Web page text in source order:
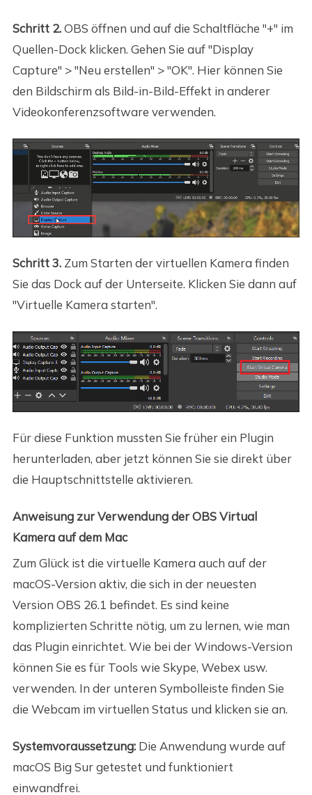
Schritt 2.OBS öffnen und auf die Schaltfläche "+" im
Quellen-Dock klicken. Gehen Sie auf "Display
Capture" > "Neu erstellen" > "OK". Hier können Sie
den Bildschirm als Bild-in-Bild-Effekt in anderer
Videokonferenzsoftware verwenden.
Schritt 3. Zum Starten der virtuellen Kamera finden
Sie das Dock auf der Unterseite. Klicken Sie dann auf
"Virtuelle Kamera starten".
Für diese Funktion mussten Sie früher ein Plugin
herunterladen, aber jetzt können Sie sie direkt über
die Hauptschnittstelle aktivieren.
Anweisung zur Verwendung der OBS Virtual
Kamera auf dem Mac
Zum Glück ist die virtuelle Kamera auch auf der
macOS-Version aktiv, die sich in der neuesten
Version OBS 26.1 befindet. Es sind keine
komplizierten Schritte nötig, um zu lernen, wie man
das Plugin einrichtet. Wie bei der Windows-Version
können Sie es für Tools wie Skype, Webex usw.
verwenden. In der unteren Symbolleiste finden Sie
die Webcam im virtuellen Status und klicken sie an.
Systemvoraussetzung: Die Anwendung wurde auf
macOS Big Sur getestet und funktioniert
einwandfrei.